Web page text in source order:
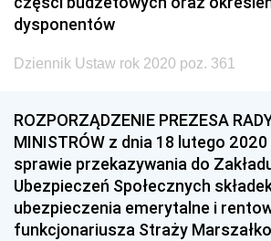
dysponentów
Dziennik Ustaw rok 2020 poz. 361
ROZPORZĄDZENIE PREZESA
MINISTRÓW z dnia 18 lutego 2020
sprawie przekazywania do
Ubezpieczeń Społecznych
ubezpieczenia emerytalne i
funkcjonariusza Straży